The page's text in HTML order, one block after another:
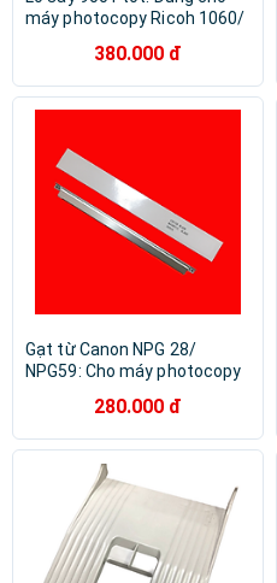
máy photocopy Ricoh 1060/
- Hàng nhập khẩu )
380.000 đ
Gạt từ Canon NPG 28/
NPG59: Cho máy photocopy
2020 / 2018 / 2022 / 2025 /
2030 / 2318L / 2320 / 2420 /
2204 / 2006 / 2206/ 2425
Hàng nhập khẩu )
280.000 đ